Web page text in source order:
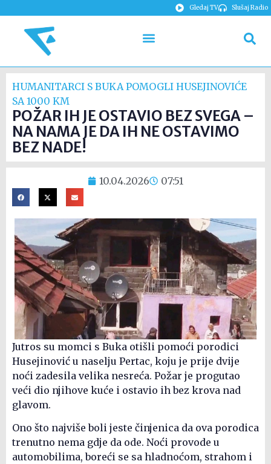
Gledaj TV Slušaj Radio
HUMANITARCI S BUKA POMOGLI HUSEJINOVIĆE
SA 1000 KM
POŽAR IH JE OSTAVIO BEZ SVEGA –
NA NAMA JE DA IH NE OSTAVIMO
BEZ NADE!
10.04.2026 07:51
Jutros su momci s Buka otišli pomoći porodici
Husejinović u naselju Pertac, koju je prije dvije
noći zadesila velika nesreća. Požar je progutao
veći dio njihove kuće i ostavio ih bez krova nad
glavom.
Ono što najviše boli jeste činjenica da ova porodica
trenutno nema gdje da ode. Noći provode u
automobilima, boreći se sa hladnoćom, strahom i